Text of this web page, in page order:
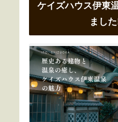
ケイズハウス伊東
まし